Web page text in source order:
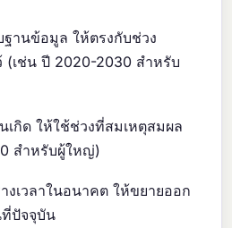
านข้อมูล ให้ตรงกับช่วง
เช่น ปี 2020-2030 สำหรับ
เกิด ให้ใช้ช่วงที่สมเหตุสมผล
สำหรับผู้ใหญ่)
งเวลาในอนาคต ให้ขยายออก
ปัจจุบัน